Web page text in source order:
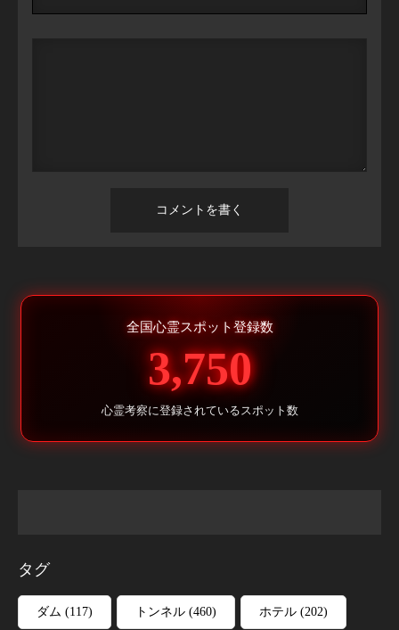
全国心霊スポット登録数
3,750
心霊考察に登録されているスポット数
タグ
ダム (117) トンネル (460) ホテル (202)